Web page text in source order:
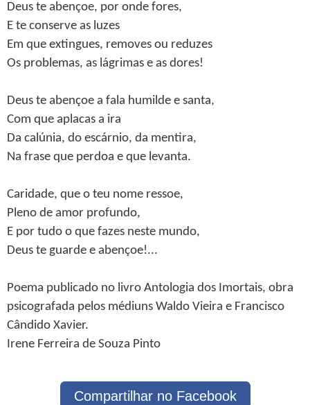
Deus te abençoe, por onde fores,
E te conserve as luzes
Em que extingues, removes ou reduzes
Os problemas, as lágrimas e as dores!
Deus te abençoe a fala humilde e santa,
Com que aplacas a ira
Da calúnia, do escárnio, da mentira,
Na frase que perdoa e que levanta.
Caridade, que o teu nome ressoe,
Pleno de amor profundo,
E por tudo o que fazes neste mundo,
Deus te guarde e abençoe!...
Poema publicado no livro Antologia dos Imortais, obra
psicografada pelos médiuns Waldo Vieira e Francisco
Cândido Xavier.
Irene Ferreira de Souza Pinto
Compartilhar no Facebook